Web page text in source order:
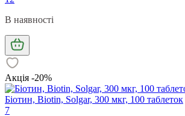
В наявності
Акція -20%
Біотин, Biotin, Solgar, 300 мкг, 100 таблеток
7